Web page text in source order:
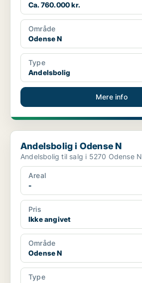
Ca. 760.000 kr.
Område
Odense N
Type
Andelsbolig
Mere info
Andelsbolig i Odense N
Andelsbolig i Odense N
Andelsbolig til salg i 5270 Odense N
Areal
-
Pris
Ikke angivet
Område
Odense N
Type